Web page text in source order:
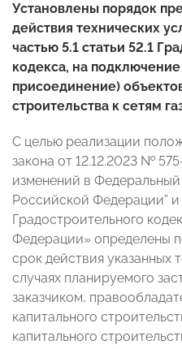
Установлены порядок
действия технических
частью 5.1 статьи 52.1
кодекса, на
присоединение)
строительства к сетям
С целью реализации
закона от 12.12.2023 №
изменений в
Российской Федерации” и
Градостроительного
Федерации» определены
срок действия указанных
случаях планируемого
заказчиком,
капитального
капитального